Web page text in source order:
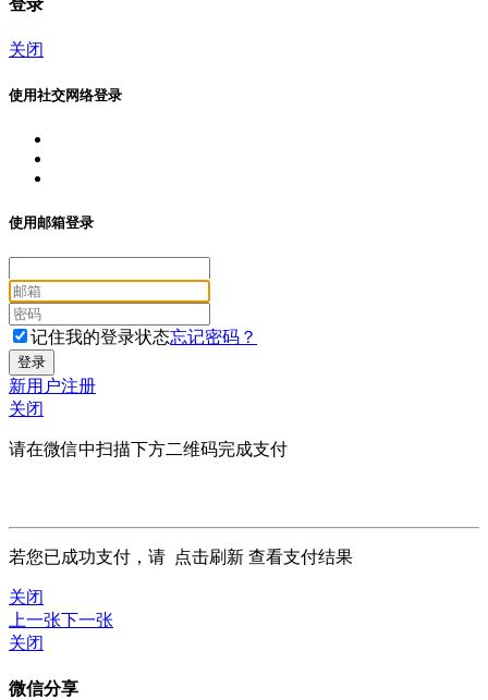
关闭
使用社交网络登录
使用邮箱登录
记住我的登录状态忘记密码？
新用户注册
关闭
请在微信中扫描下方二维码完成支付
若您已成功支付，请 点击刷新 查看支付结果
关闭
上一张下一张
关闭
微信分享